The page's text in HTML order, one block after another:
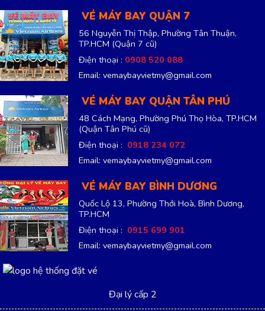
VÉ MÁY BAY QUẬN 7
56 Nguyễn Thị Thập, Phường Tân Thuận,
TP.HCM (Quận 7 cũ)
Điện thoại : 0908 520 088
Email: vemaybayvietmy@gmail.com
VÉ MÁY BAY QUẬN TÂN PHÚ
48 Cách Mạng, Phường Phú Thọ Hòa, TP.HCM
(Quận Tân Phú cũ)
Điện thoại : 0918 234 072
Email: vemaybayvietmy@gmail.com
VÉ MÁY BAY BÌNH DƯƠNG
Quốc Lộ 13, Phường Thới Hoà, Bình Dương,
TP.HCM
Điện thoại : 0915 699 901
Email: vemaybayvietmy@gmail.com
Đại lý cấp 2